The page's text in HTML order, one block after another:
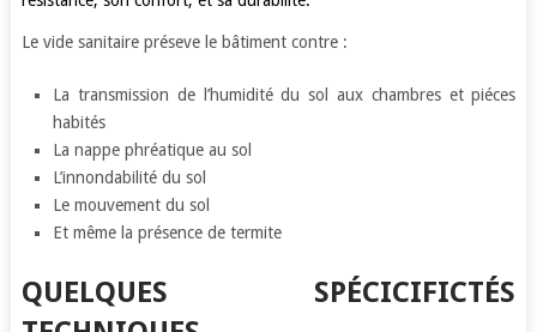
Le vide sanitaire préseve le bâtiment contre :
La transmission de l’humidité du sol aux chambres et piéces
habités
La nappe phréatique au sol
L’innondabilité du sol
Le mouvement du sol
Et même la présence de termite
QUELQUES SPÉCICIFICTÉS